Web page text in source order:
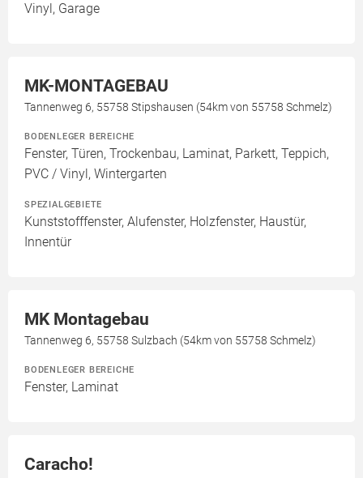
Vinyl, Garage
MK-MONTAGEBAU
Tannenweg 6, 55758 Stipshausen (54km von 55758 Schmelz)
BODENLEGER BEREICHE
Fenster, Türen, Trockenbau, Laminat, Parkett, Teppich,
PVC / Vinyl, Wintergarten
SPEZIALGEBIETE
Kunststofffenster, Alufenster, Holzfenster, Haustür,
Innentür
MK Montagebau
Tannenweg 6, 55758 Sulzbach (54km von 55758 Schmelz)
BODENLEGER BEREICHE
Fenster, Laminat
Caracho!